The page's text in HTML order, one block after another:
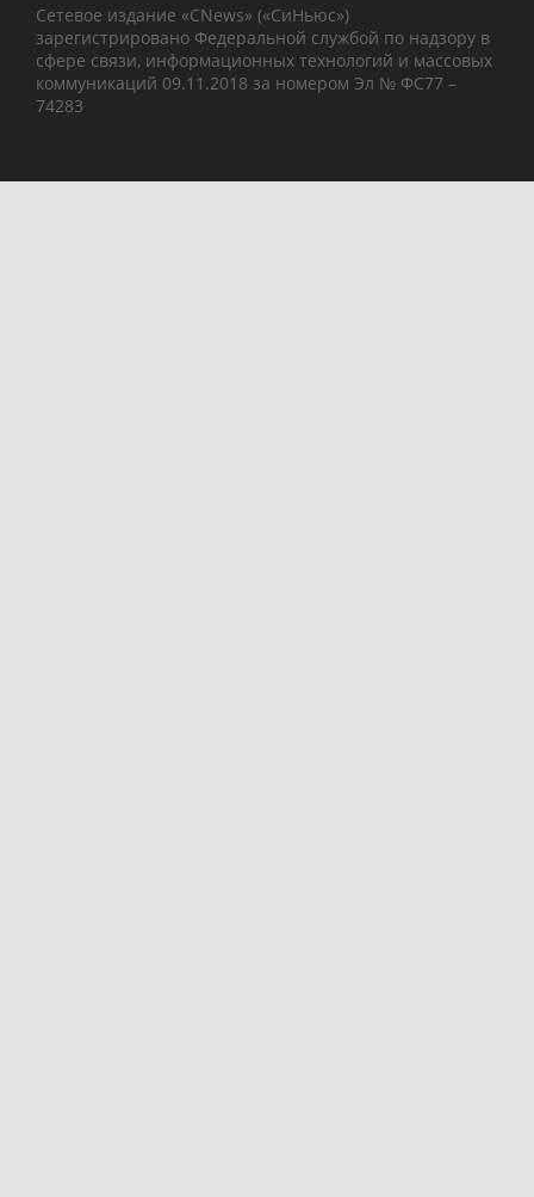
Сетевое издание «CNews» («СиНьюс»)
зарегистрировано Федеральной службой по надзору в
сфере связи, информационных технологий и массовых
коммуникаций 09.11.2018 за номером Эл № ФС77 –
74283